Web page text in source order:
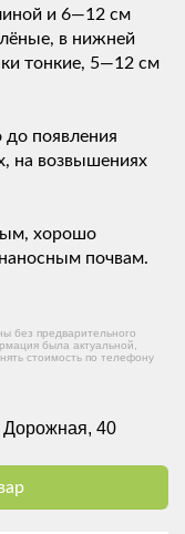
и 6—12 см
в нижней
тонкие, 5—12 см
до появления
на возвышениях
хорошо
почвам.
без предварительного
была актуальной,
стоимость по телефону
Дорожная, 40